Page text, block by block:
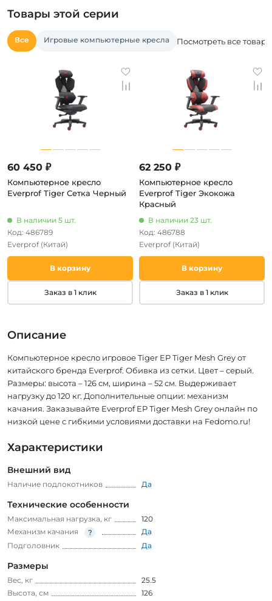
Товары этой серии
Все Игровые компьютерные кресла Посмотреть все
60 450 ₽
Компьютерное кресло
Everprof Tiger Сетка Черный
В наличии 5 шт.
Код: 486789
Everprof (Китай)
В корзину
Заказ в 1 клик
62 250 ₽
Компьютерное кресло
Everprof Tiger Экокожа
Красный
В наличии 23 шт.
Код: 486788
Everprof (Китай)
В корзину
Заказ в 1 клик
Описание
Компьютерное кресло игровое Tiger EP Tiger Mesh Grey от
китайского бренда Everprof. Обивка из сетки. Цвет – серый.
Размеры: высота – 126 см, ширина – 52 см. Выдерживает
нагрузку до 120 кг. Дополнительные опции: механизм
качания. Заказывайте Everprof EP Tiger Mesh Grey онлайн по
низкой цене с гибкими условиями доставки на Fedomo.ru!
Характеристики
Внешний вид
Наличие подлокотников Да
Технические особенности
Максимальная нагрузка, кг
120
Механизм качания
Да
Подголовник
Да
Размеры
Вес, кг
25.5
Высота, см
126